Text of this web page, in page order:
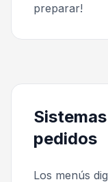
preparar!
pedidos
Los menús